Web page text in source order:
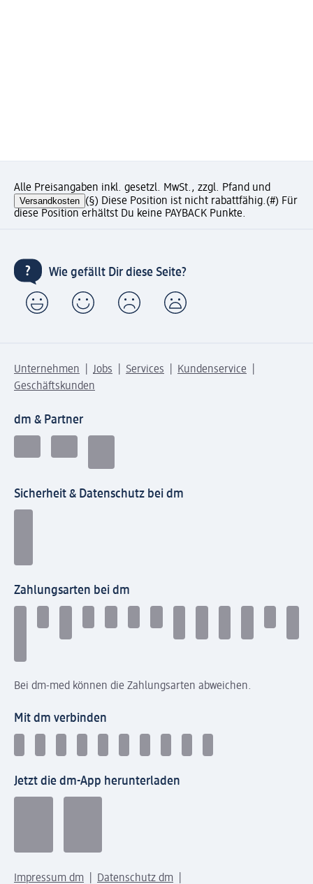
Alle Preisangaben inkl. gesetzl. MwSt., zzgl. Pfand und
Versandkosten (§) Diese Position ist nicht rabattfähig.(#) Für
diese Position erhältst Du keine PAYBACK Punkte.
Wie gefällt Dir diese Seite?
Unternehmen Jobs Services
Kundenservice
Geschäftskunden
dm & Partner
Sicherheit & Datenschutz bei dm
Zahlungsarten bei dm
Bei dm-med können die Zahlungsarten abweichen.
Mit dm verbinden
Jetzt die dm-App herunterladen
Impressum dm Datenschutz dm